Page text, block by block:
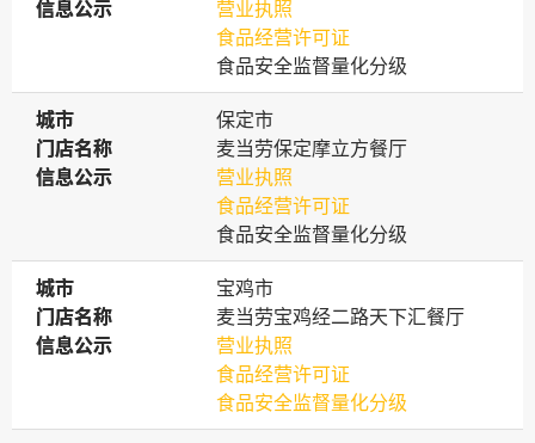
信息公示
信息公示
营业执照
食品经营许可证
食品安全监督量化分级
城市
城市
保定市
门店名称
门店名称
麦当劳保定摩立方餐厅
信息公示
信息公示
营业执照
食品经营许可证
食品安全监督量化分级
城市
城市
宝鸡市
门店名称
门店名称
麦当劳宝鸡经二路天下汇餐厅
信息公示
信息公示
营业执照
食品经营许可证
食品安全监督量化分级